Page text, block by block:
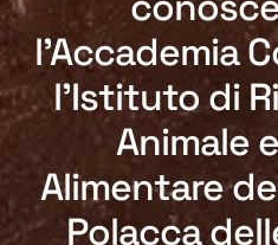
l’Accademia
l’Istituto di
Animale
Alimentare
Polacca